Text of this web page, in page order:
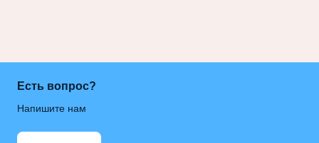
Есть вопрос?
Напишите нам